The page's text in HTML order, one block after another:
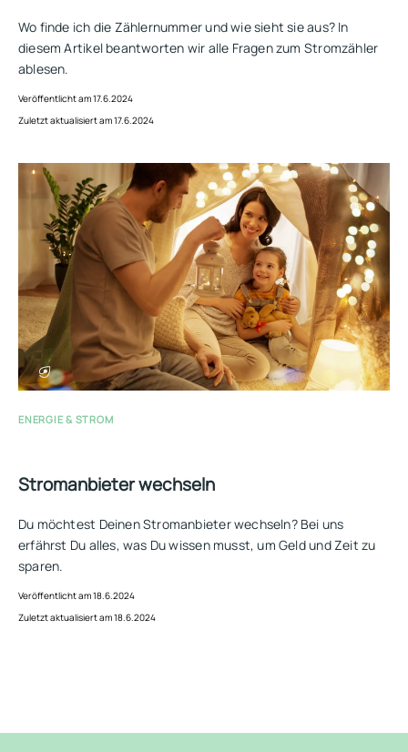
Wo finde ich die Zählernummer und wie sieht sie aus? In
diesem Artikel beantworten wir alle Fragen zum Stromzähler
ablesen.
Veröffentlicht am 17.6.2024
Zuletzt aktualisiert am 17.6.2024
ENERGIE & STROM
Stromanbieter wechseln
Du möchtest Deinen Stromanbieter wechseln? Bei uns
erfährst Du alles, was Du wissen musst, um Geld und Zeit zu
sparen.
Veröffentlicht am 18.6.2024
Zuletzt aktualisiert am 18.6.2024